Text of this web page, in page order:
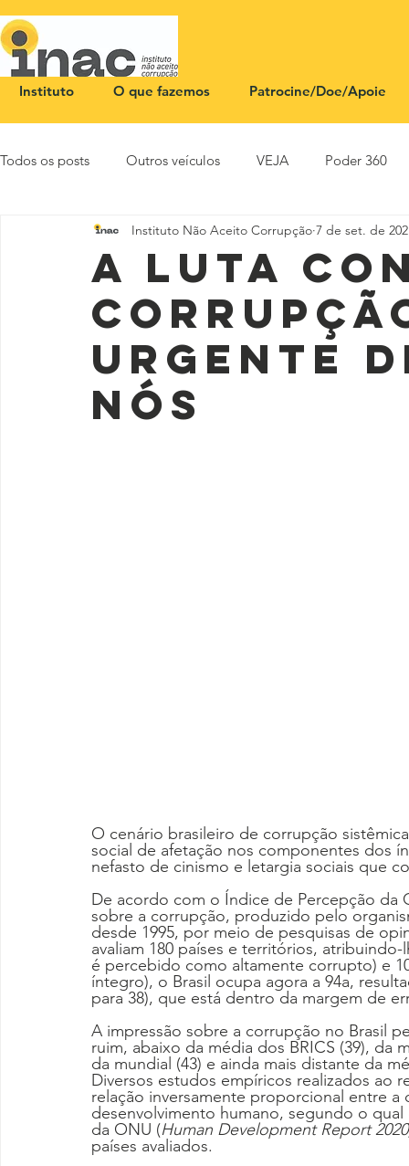
Instituto O que fazemos Patrocine/Doe/Apoie
Todos os posts Outros veículos VEJA Poder 360
NOTA PÚBLICA CEID SBT News Rádio
A luta
urgente
nós
Instituto Não Aceito Corrupção 7 de set. de
O cenário brasileiro de corrupção
social de afetação nos componentes dos
nefasto de cinismo e letargia sociais que
De acordo com o Índice de Percepção
sobre a corrupção, produzido pelo
desde 1995, por meio de pesquisas de
avaliam 180 países e territórios,
é percebido como altamente corrupto) e
íntegro), o Brasil ocupa agora a 94a,
para 38), que está dentro da margem de
A impressão sobre a corrupção no Brasil
ruim, abaixo da média dos BRICS (39), da
da mundial (43) e ainda mais distante da
Diversos estudos empíricos realizados
relação inversamente proporcional entre
desenvolvimento humano, segundo o
da ONU (Human Development Report 2020
países avaliados.